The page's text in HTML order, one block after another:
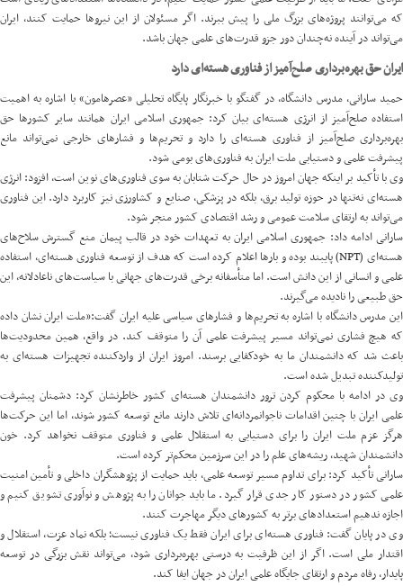
که می‌توانند پروژه‌های بزرگ ملی را پیش ببرند. اگر مسئولان از این نیروها حمایت کنند، ایران
می‌تواند در آینده نه‌چندان دور جزو قدرت‌های علمی جهان باشد.
ایران حق بهره‌برداری صلح‌آمیز از فناوری هسته‌ای دارد
حمید سارانی، مدرس دانشگاه، در گفتگو با خبرنگار پایگاه تحلیلی «عصرهامون» با اشاره به اهمیت
استفاده صلح‌آمیز از انرژی هسته‌ای بیان کرد: جمهوری اسلامی ایران همانند سایر کشورها حق
بهره‌برداری صلح‌آمیز از فناوری هسته‌ای را دارد و تحریم‌ها و فشارهای خارجی نمی‌تواند مانع
پیشرفت علمی و دستیابی ملت ایران به فناوری‌های بومی شود.
وی با تأکید بر اینکه جهان امروز در حال حرکت شتابان به سوی فناوری‌های نوین است، افزود: انرژی
هسته‌ای نه‌تنها در حوزه تولید برق، بلکه در پزشکی، صنایع و کشاورزی نیز کاربرد دارد. این فناوری
می‌تواند به ارتقای سلامت عمومی و رشد اقتصادی کشور منجر شود.
سارانی ادامه داد: جمهوری اسلامی ایران به تعهدات خود در قالب پیمان منع گسترش سلاح‌های
هسته‌ای (NPT) پایبند بوده و بارها اعلام کرده است که هدف از توسعه فناوری هسته‌ای، استفاده
علمی و انسانی از این دانش است. اما متأسفانه برخی قدرت‌های جهانی با سیاست‌های ناعادلانه، این
حق طبیعی را نادیده می‌گیرند.
این مدرس دانشگاه با اشاره به تحریم‌ها و فشارهای سیاسی علیه ایران گفت:«ملت ایران نشان داده
که هیچ فشاری نمی‌تواند مسیر پیشرفت علمی آن را متوقف کند. در واقع، همین محدودیت‌ها
باعث شد که دانشمندان ما به خودکفایی برسند. امروز ایران از واردکننده تجهیزات هسته‌ای به
تولیدکننده تبدیل شده است.
وی در ادامه با محکوم کردن ترور دانشمندان هسته‌ای کشور خاطرنشان کرد: دشمنان پیشرفت
علمی ایران با چنین اقدامات ناجوانمردانه‌ای تلاش دارند مانع توسعه کشور شوند، اما این حرکت‌ها
هرگز عزم ملت ایران را برای دستیابی به استقلال علمی و فناوری متوقف نخواهد کرد. خون
دانشمندان شهید، ریشه‌های علم را در این سرزمین محکم‌تر کرده است.
سارانی تأکید کرد: برای تداوم مسیر توسعه علمی، باید حمایت از پژوهشگران داخلی و تأمین امنیت
علمی کشور در دستور کار جدی قرار گیرد. ما باید جوانان را به پژوهش و نوآوری تشویق کنیم و
اجازه ندهیم استعدادهای برتر به کشورهای دیگر مهاجرت کنند.
وی در پایان گفت: فناوری هسته‌ای برای ایران فقط یک فناوری نیست؛ بلکه نماد عزت، استقلال و
اقتدار ملی است. اگر از این ظرفیت به درستی بهره‌برداری شود، می‌تواند نقش بزرگی در توسعه
پایدار، رفاه مردم و ارتقای جایگاه علمی ایران در جهان ایفا کند.